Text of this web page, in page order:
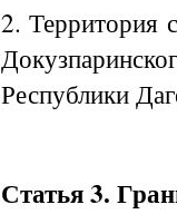
2. Территория
Республики
Статья 3.